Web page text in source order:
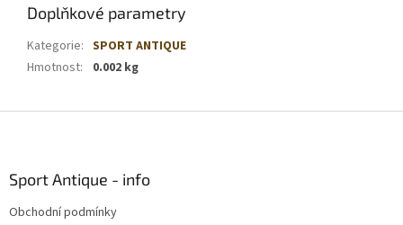
Doplňkové parametry
Kategorie: SPORT ANTIQUE
Hmotnost: 0.002 kg
Sport Antique - info
Obchodní podmínky